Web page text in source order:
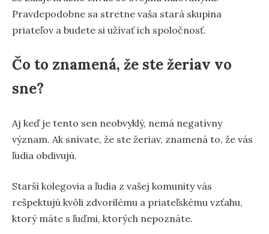
Pravdepodobne sa stretne vaša stará skupina
priateľov a budete si užívať ich spoločnosť.
Čo to znamená, že ste žeriav vo
sne?
Aj keď je tento sen neobvyklý, nemá negatívny
význam. Ak snívate, že ste žeriav, znamená to, že vás
ľudia obdivujú.
Starší kolegovia a ľudia z vašej komunity vás
rešpektujú kvôli zdvorilému a priateľskému vzťahu,
ktorý máte s ľuďmi, ktorých nepoznáte.